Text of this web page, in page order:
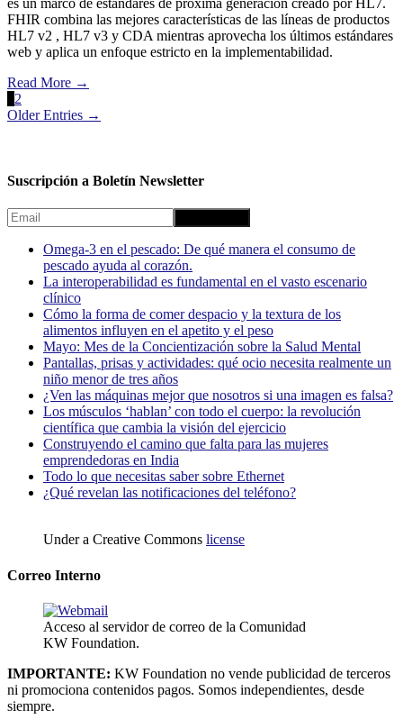
es un marco de estándares de próxima generación creado por HL7.
FHIR combina las mejores características de las líneas de productos
HL7 v2 , HL7 v3 y CDA mientras aprovecha los últimos estándares
web y aplica un enfoque estricto en la implementabilidad.
Read More →
2
Older Entries →
Suscripción a Boletín Newsletter
Omega-3 en el pescado: De qué manera el consumo de
pescado ayuda al corazón.
La interoperabilidad es fundamental en el vasto escenario
clínico
Cómo la forma de comer despacio y la textura de los
alimentos influyen en el apetito y el peso
Mayo: Mes de la Concientización sobre la Salud Mental
Pantallas, prisas y actividades: qué ocio necesita realmente un
niño menor de tres años
¿Ven las máquinas mejor que nosotros si una imagen es falsa?
Los músculos ‘hablan’ con todo el cuerpo: la revolución
científica que cambia la visión del ejercicio
Construyendo el camino que falta para las mujeres
emprendedoras en India
Todo lo que necesitas saber sobre Ethernet
¿Qué revelan las notificaciones del teléfono?
Under a Creative Commons license
Correo Interno
Acceso al servidor de correo de la Comunidad
KW Foundation.
IMPORTANTE: KW Foundation no vende publicidad de terceros
ni promociona contenidos pagos. Somos independientes, desde
siempre.